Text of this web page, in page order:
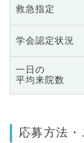
救急指定
学会認定状況
一日の
平均来院数
応募方法